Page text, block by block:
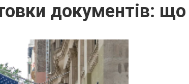
документів: